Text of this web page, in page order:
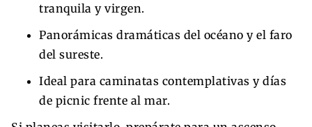
tranquila y virgen.
Panorámicas dramáticas del océano y el faro
del sureste.
Ideal para caminatas contemplativas y días
de picnic frente al mar.